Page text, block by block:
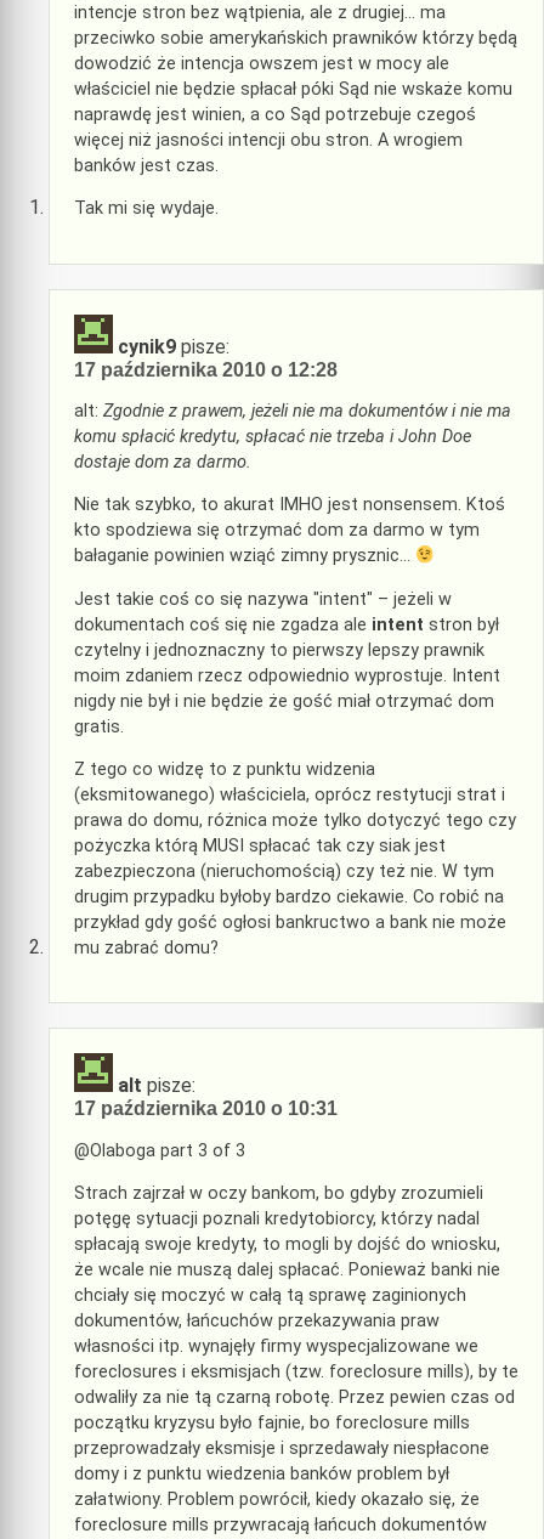
intencje stron bez wątpienia, ale z drugiej… ma
przeciwko sobie amerykańskich prawników którzy będą
dowodzić że intencja owszem jest w mocy ale
właściciel nie będzie spłacał póki Sąd nie wskaże komu
naprawdę jest winien, a co Sąd potrzebuje czegoś
więcej niż jasności intencji obu stron. A wrogiem
banków jest czas.
Tak mi się wydaje.
cynik9 pisze:
17 października 2010 o 12:28
alt: Zgodnie z prawem, jeżeli nie ma dokumentów i nie ma
komu spłacić kredytu, spłacać nie trzeba i John Doe
dostaje dom za darmo.
Nie tak szybko, to akurat IMHO jest nonsensem. Ktoś
kto spodziewa się otrzymać dom za darmo w tym
bałaganie powinien wziąć zimny prysznic…
Jest takie coś co się nazywa "intent" – jeżeli w
dokumentach coś się nie zgadza ale intent stron był
czytelny i jednoznaczny to pierwszy lepszy prawnik
moim zdaniem rzecz odpowiednio wyprostuje. Intent
nigdy nie był i nie będzie że gość miał otrzymać dom
gratis.
Z tego co widzę to z punktu widzenia
(eksmitowanego) właściciela, oprócz restytucji strat i
prawa do domu, różnica może tylko dotyczyć tego czy
pożyczka którą MUSI spłacać tak czy siak jest
zabezpieczona (nieruchomością) czy też nie. W tym
drugim przypadku byłoby bardzo ciekawie. Co robić na
przykład gdy gość ogłosi bankructwo a bank nie może
mu zabrać domu?
alt pisze:
17 października 2010 o 10:31
@Olaboga part 3 of 3
Strach zajrzał w oczy bankom, bo gdyby zrozumieli
potęgę sytuacji poznali kredytobiorcy, którzy nadal
spłacają swoje kredyty, to mogli by dojść do wniosku,
że wcale nie muszą dalej spłacać. Ponieważ banki nie
chciały się moczyć w całą tą sprawę zaginionych
dokumentów, łańcuchów przekazywania praw
własności itp. wynajęły firmy wyspecjalizowane we
foreclosures i eksmisjach (tzw. foreclosure mills), by te
odwaliły za nie tą czarną robotę. Przez pewien czas od
początku kryzysu było fajnie, bo foreclosure mills
przeprowadzały eksmisje i sprzedawały niespłacone
domy i z punktu wiedzenia banków problem był
załatwiony. Problem powrócił, kiedy okazało się, że
foreclosure mills przywracają łańcuch dokumentów